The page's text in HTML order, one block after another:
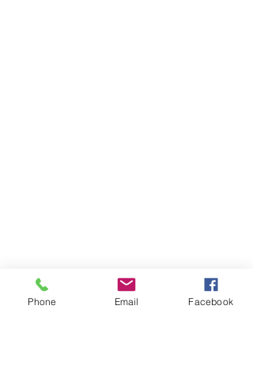
Phone Email Facebook